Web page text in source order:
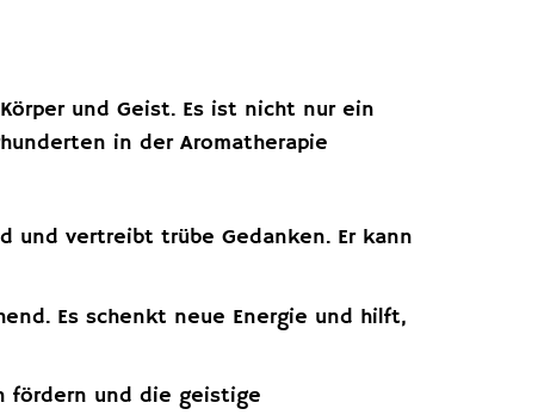
und Geist. Es ist nicht nur ein
in der Aromatherapie
und vertreibt trübe Gedanken. Er kann
Es schenkt neue Energie und hilft,
fördern und die geistige